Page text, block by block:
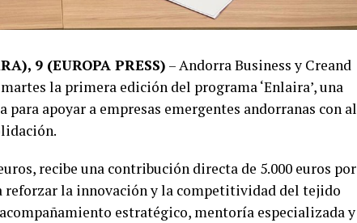
9 (EUROPA PRESS) – Andorra Business y Creand
la primera edición del programa ‘Enlaira’, una
apoyar a empresas emergentes andorranas con
recibe una contribución directa de 5.000 euros por
reforzar la innovación y la competitividad del tejido
estratégico, mentoría especializada y